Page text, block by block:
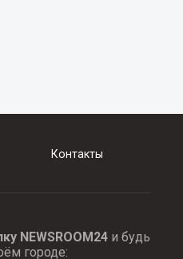
Контакты
NEWSROOM24и будь
городе: